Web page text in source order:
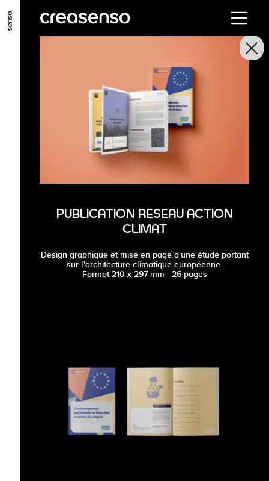
ALLER AU CONTENU PRINCIPAL
PUBLICATION RESEAU ACTION
CLIMAT
Design graphique et mise en page d'une étude portant
sur l'architecture climatique européenne.
Format 210 x 297 mm - 26 pages